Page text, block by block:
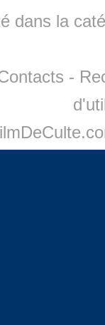
dans la
-